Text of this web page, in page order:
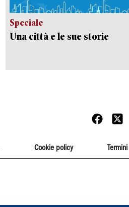
Speciale
Una città e le sue storie
Cookie policy